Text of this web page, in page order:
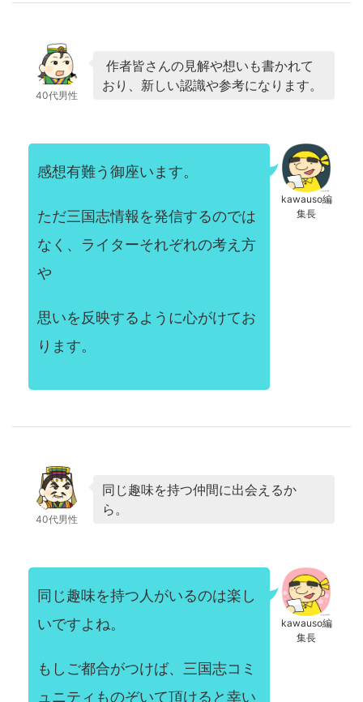
40代男性
作者皆さんの見解や想いも書かれて
おり、新しい認識や参考になります。
kawauso編
集長
感想有難う御座います。
ただ三国志情報を発信するのでは
なく、ライターそれぞれの考え方
や
思いを反映するように心がけてお
ります。
40代男性
同じ趣味を持つ仲間に出会えるか
ら。
kawauso編
集長
同じ趣味を持つ人がいるのは楽し
いですよね。
もしご都合がつけば、三国志コミ
ュニティものぞいて頂けると幸い